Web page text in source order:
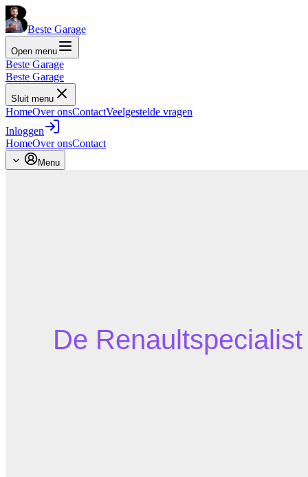
Beste Garage
Open menu
Beste Garage
Beste Garage
Sluit menu
HomeOver onsContactVeelgestelde vragen
Inloggen
HomeOver onsContact
Menu